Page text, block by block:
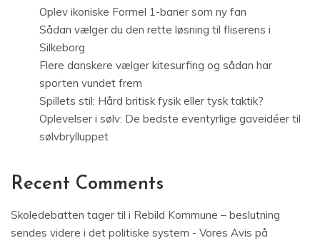
Oplev ikoniske Formel 1-baner som ny fan
Sådan vælger du den rette løsning til fliserens i
Silkeborg
Flere danskere vælger kitesurfing og sådan har
sporten vundet frem
Spillets stil: Hård britisk fysik eller tysk taktik?
Oplevelser i sølv: De bedste eventyrlige gaveidéer til
sølvbrylluppet
Recent Comments
Skoledebatten tager til i Rebild Kommune – beslutning
sendes videre i det politiske system - Vores Avis på